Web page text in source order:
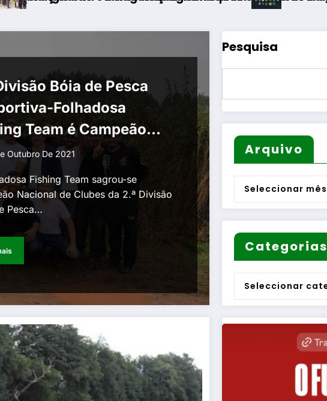
Bóia de Pesca
Folhadosa
Team é Campeão
de Clubes
Outubro De 2021
Fishing Team sagrou-se
Nacional de Clubes da 2.ª Divisão
Pesca…
Pesquisa
Arquivo
Arquivo
Categorias
Categorias